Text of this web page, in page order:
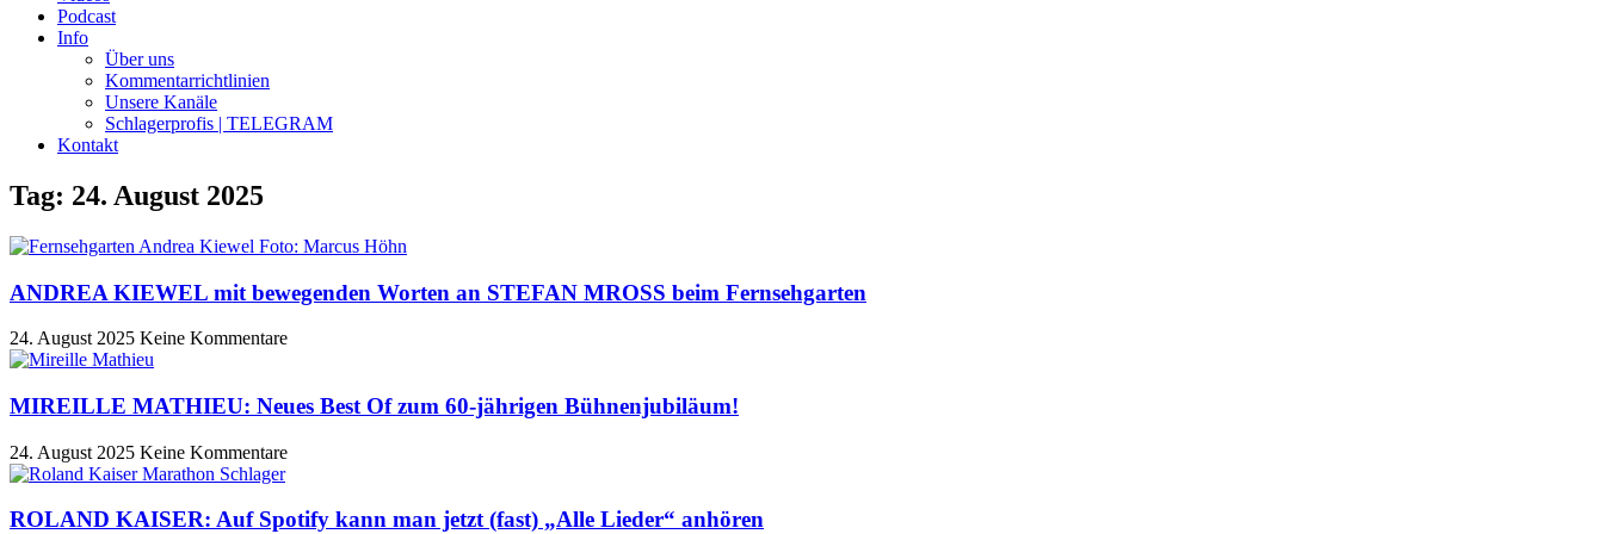
Podcast
Info
Über uns
Kommentarrichtlinien
Unsere Kanäle
Schlagerprofis | TELEGRAM
Kontakt
Tag: 24. August 2025
ANDREA KIEWEL mit bewegenden Worten an STEFAN MROSS beim Fernsehgarten
24. August 2025 Keine Kommentare
MIREILLE MATHIEU: Neues Best Of zum 60-jährigen Bühnenjubiläum!
24. August 2025 Keine Kommentare
ROLAND KAISER: Auf Spotify kann man jetzt (fast) „Alle Lieder“ anhören